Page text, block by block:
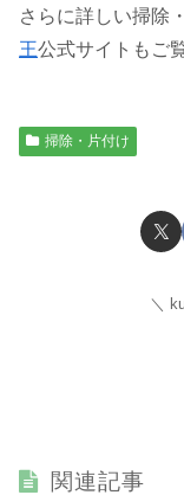
さらに詳しい掃除
王公式サイトもご
掃除・片付け
関連記事